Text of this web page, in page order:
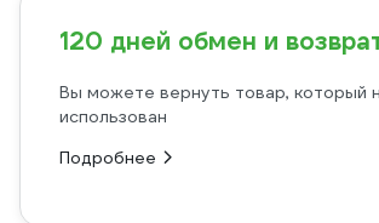
120 дней обмен и
Вы можете вернуть товар, который
использован
Подробнее